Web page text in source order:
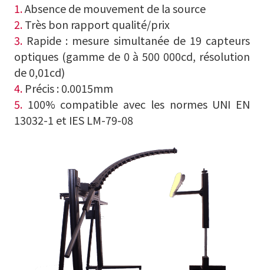
1.Absence de mouvement de la source
2.Très bon rapport qualité/prix
3. Rapide : mesure simultanée de 19 capteurs
optiques (gamme de 0 à 500 000cd, résolution
de 0,01cd)
4. Précis : 0.0015mm
5. 100% compatible avec les normes UNI EN
13032-1 et IES LM-79-08